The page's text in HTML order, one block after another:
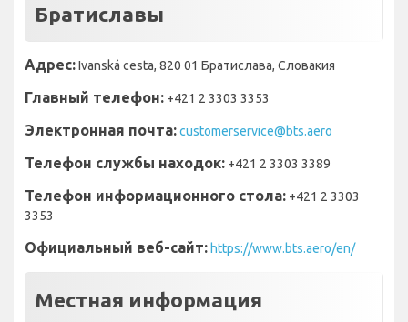
Братиславы
Адрес:Ivanská cesta, 820 01 Братислава, Словакия
Главный телефон: +421 2 3303 3353
Электронная почта:customerservice@bts.aero
Телефон службы находок: +421 2 3303 3389
Телефон информационного стола: +421 2 3303
3353
Официальный веб-сайт: https://www.bts.aero/en/
Местная информация